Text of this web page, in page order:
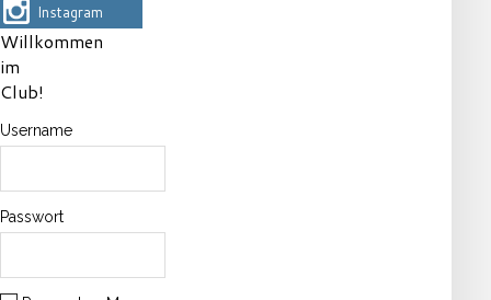
Instagram
Willkommen
im
Club!
Username
Passwort